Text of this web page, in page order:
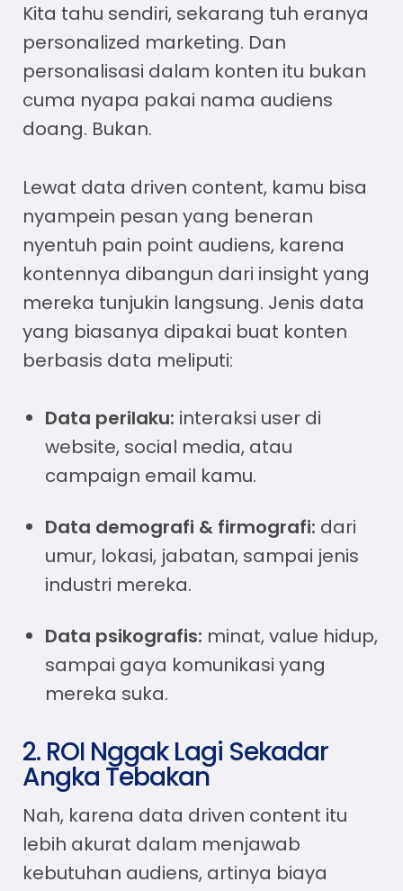
Kita tahu sendiri, sekarang tuh eranya
personalized marketing. Dan
personalisasi dalam konten itu bukan
cuma nyapa pakai nama audiens
doang. Bukan.
Lewat data driven content, kamu bisa
nyampein pesan yang beneran
nyentuh pain point audiens, karena
kontennya dibangun dari insight yang
mereka tunjukin langsung. Jenis data
yang biasanya dipakai buat konten
berbasis data meliputi:
Data perilaku: interaksi user di
website, social media, atau
campaign email kamu.
Data demografi & firmografi: dari
umur, lokasi, jabatan, sampai jenis
industri mereka.
Data psikografis: minat, value hidup,
sampai gaya komunikasi yang
mereka suka.
2. ROI Nggak Lagi Sekadar
Angka Tebakan
Nah, karena data driven content itu
lebih akurat dalam menjawab
kebutuhan audiens, artinya biaya